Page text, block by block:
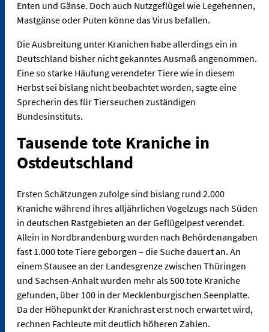
Enten und Gänse. Doch auch Nutzgeflügel wie Legehennen,
Mastgänse oder Puten könne das Virus befallen.
Die Ausbreitung unter Kranichen habe allerdings ein in
Deutschland bisher nicht gekanntes Ausmaß angenommen.
Eine so starke Häufung verendeter Tiere wie in diesem
Herbst sei bislang nicht beobachtet worden, sagte eine
Sprecherin des für Tierseuchen zuständigen
Bundesinstituts.
Tausende tote Kraniche in
Ostdeutschland
Ersten Schätzungen zufolge sind bislang rund 2.000
Kraniche während ihres alljährlichen Vogelzugs nach Süden
in deutschen Rastgebieten an der Geflügelpest verendet.
Allein in Nordbrandenburg wurden nach Behördenangaben
fast 1.000 tote Tiere geborgen – die Suche dauert an. An
einem Stausee an der Landesgrenze zwischen Thüringen
und Sachsen-Anhalt wurden mehr als 500 tote Kraniche
gefunden, über 100 in der Mecklenburgischen Seenplatte.
Da der Höhepunkt der Kranichrast erst noch erwartet wird,
rechnen Fachleute mit deutlich höheren Zahlen.